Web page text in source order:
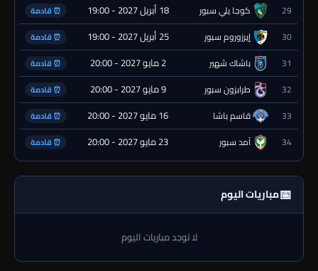
29 كوجا يلي سبور 18 أبريل 2027 - 19:00 ⏰ قادمة
30 إيرزوروم سبور 25 أبريل 2027 - 19:00 ⏰ قادمة
31 باشاك شهير 2 مايو 2027 - 20:00 ⏰ قادمة
32 طرابزون سبور 9 مايو 2027 - 20:00 ⏰ قادمة
33 قاسم باشا 16 مايو 2027 - 20:00 ⏰ قادمة
34 آمد سبور 23 مايو 2027 - 20:00 ⏰ قادمة
📅مباريات اليوم
لا توجد مباريات اليوم